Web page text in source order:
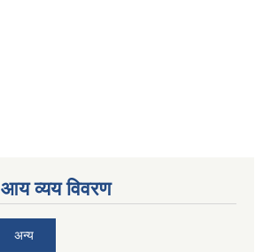
आय व्यय विवरण
अन्य